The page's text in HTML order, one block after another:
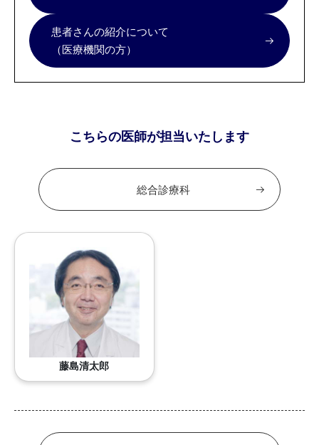
患者さんの紹介について
（医療機関の方）
こちらの医師が担当いたします
総合診療科
藤島清太郎